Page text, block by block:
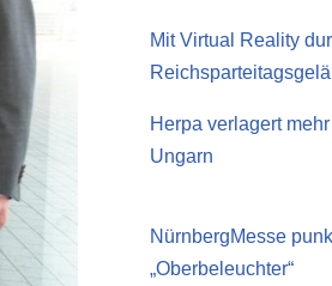
Mit Virtual Reality
Herpa verlagert
Ungarn
NürnbergMesse
„Oberbeleuchter“